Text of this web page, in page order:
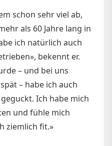
schon sehr viel ab,
als 60 Jahre lang in
ich natürlich auch
bekennt er.
– und bei uns
– habe ich auch
Ich habe mich
und fühle mich
ziemlich fit.»